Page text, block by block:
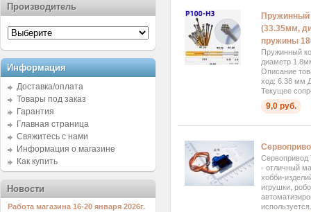
Пружинный
(33.35мм,
пружины
Пружинный
диаметр
Описание
ход: 6.38 мм
Текущее
9,0 руб.
Сервопривод
- отличный
хобби-
игрушки,
Производитель
Информация
Доставка/оплата
Товары под заказ
Гарантия
Главная страница
Свяжитесь с нами
Информация о магазине
Как купить
Новости
Работа магазина 16-20 января 2026г.